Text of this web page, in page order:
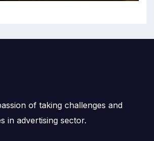
of taking challenges and
in advertising sector.